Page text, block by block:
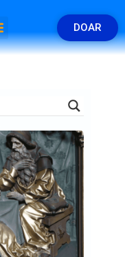
DOAR